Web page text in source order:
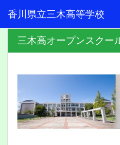
香川県立三木高等学校
三木高オープンスクー